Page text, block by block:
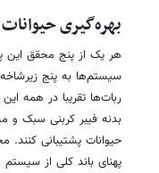
بهره‌گیری
هر یک از پنج محقق این
سیستم‌ها به پنج
ربات‌ها تقریبا در همه
بدنه‌ فیبر کربنی سبک و
حیوانات پشتیبانی
پهنای باند کلی از